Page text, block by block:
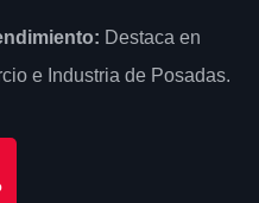
Destaca en
e Industria de Posadas.